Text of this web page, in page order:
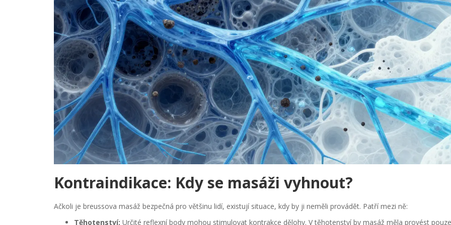
Kontraindikace: Kdy se masáži vyhnout?
Ačkoli je breussova masáž bezpečná pro většinu lidí, existují situace, kdy by ji neměli provádět. Patří mezi ně:
Těhotenství: Určité reflexní body mohou stimulovat kontrakce dělohy. V těhotenství by masáž měla provést pouze